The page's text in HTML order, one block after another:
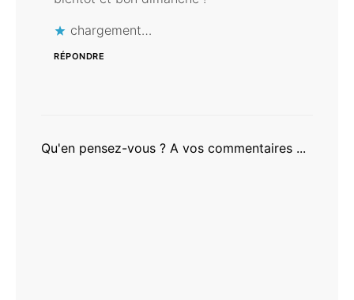
chargement…
RÉPONDRE
Qu'en pensez-vous ? A vos commentaires ...